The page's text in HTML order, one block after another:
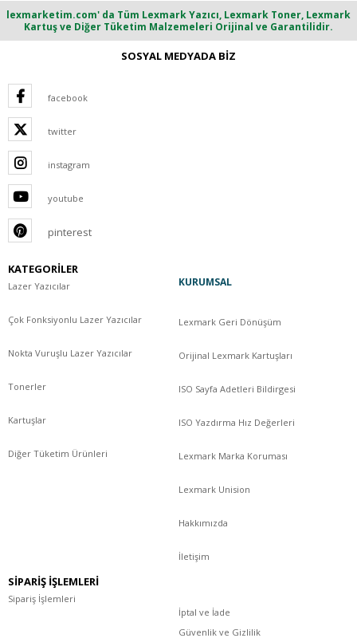
lexmarketim.com' da Tüm Lexmark Yazıcı, Lexmark Toner, Lexmark
Kartuş ve Diğer Tüketim Malzemeleri Orijinal ve Garantilidir.
SOSYAL MEDYADA BİZ
facebook
twitter
instagram
youtube
pinterest
KATEGORİLER
Lazer Yazıcılar
Çok Fonksiyonlu Lazer Yazıcılar
Nokta Vuruşlu Lazer Yazıcılar
Tonerler
Kartuşlar
Diğer Tüketim Ürünleri
KURUMSAL
Lexmark Geri Dönüşüm
Orijinal Lexmark Kartuşları
ISO Sayfa Adetleri Bildirgesi
ISO Yazdırma Hız Değerleri
Lexmark Marka Koruması
Lexmark Unision
Hakkımızda
İletişim
SİPARİŞ İŞLEMLERİ
Sipariş İşlemleri
İptal ve İade
Güvenlik ve Gizlilik